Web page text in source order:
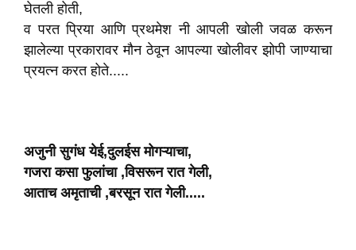
घेतली होती,
व परत प्रिया आणि प्रथमेश नी आपली खोली जवळ करून
झालेल्या प्रकारावर मौन ठेवून आपल्या खोलीवर झोपी जाण्याचा
प्रयत्न करत होते.....
अजुनी सुगंध येई,दुलईस मोगऱ्याचा,
गजरा कसा फुलांचा ,विसरून रात गेली,
आताच अमृताची ,बरसून रात गेली.....